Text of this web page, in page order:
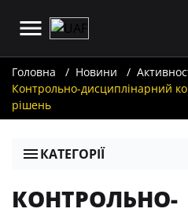
Головна Новини
Контрольно-дисциплінарний
рішень
КАТЕГОРІЇ
КОНТРОЛЬНО-